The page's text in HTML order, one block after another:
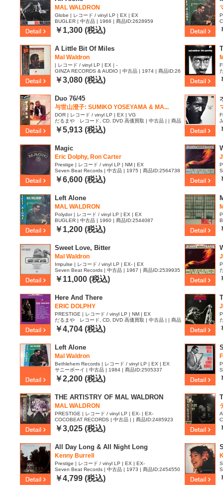
MAL WALDRON
Globe | レコード / vinyl LP | EX | EX
BUGLER | 中古品 | 1966 | 商品ID:2628959
￥1,300 (税込)
A Little Bit Of Miles
Mal Waldron
| レコード / vinyl LP | EX | -
GINZA RECORDS & AUDIO | 中古品 | 1974 | 商品ID:26
16411
￥3,080 (税込)
Duo 76/45
与世山澄子: SUMIKO YOSEYAMA & MA...
DOR | レコード / vinyl LP | EX | VG
だるまや レコード, CD, DVD 高価買取 | 中古品 | | 商品
ID:2574613
￥5,913 (税込)
Magic
Eric Dolphy, Ron Carter
Prestige | レコード / vinyl LP | NM | EX
Seven Beat Records | 中古品 | 1975 | 商品ID:2564738
￥6,600 (税込)
Left Alone
MAL WALDRON
Polydor | レコード / vinyl LP | EX | EX
BUGLER | 中古品 | 1960 | 商品ID:2544087
￥1,200 (税込)
Sweet Love, Bitter
Mal Waldron
Impulse | レコード / vinyl LP | EX- | EX
Seven Beat Records | 中古品 | 1967 | 商品ID:2539935
￥11,000 (税込)
Here And There
ERIC DOLPHY
PRESTIGE | レコード / vinyl LP | NM | EX
だるまや レコード, CD, DVD 高価買取 | 中古品 | | 商品
ID:2529398
￥4,704 (税込)
Left Alone
Mal Waldron
Bethlehem Records | レコード / vinyl LP | EX | EX
サニーボーイ | 中古品 | 1984 | 商品ID:2505337
￥2,200 (税込)
THE ARTISTRY OF MAL WALDRON
MAL WALDRON
PRESTIGE | レコード / vinyl LP | EX- | EX-
COCOBEAT RECORDS | 中古品 | | 商品ID:2485923
￥3,025 (税込)
All Day Long & All Night Long
Kenny Burrell
Prestige | レコード / vinyl LP | EX | EX-
Seven Beat Records | 中古品 | 1973 | 商品ID:2454550
￥4,799 (税込)